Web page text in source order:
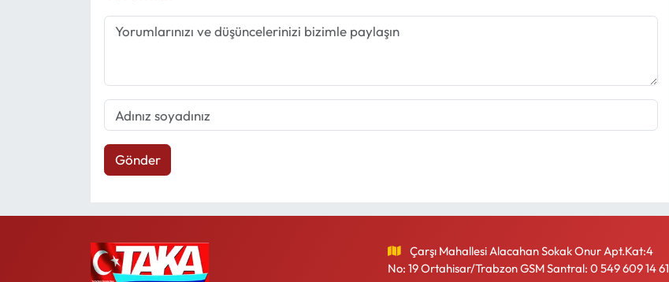
Gönder
Çarşı Mahallesi Alacahan Sokak Onur Apt.Kat:4
No: 19 Ortahisar/Trabzon GSM Santral: 0 549 609 14 61